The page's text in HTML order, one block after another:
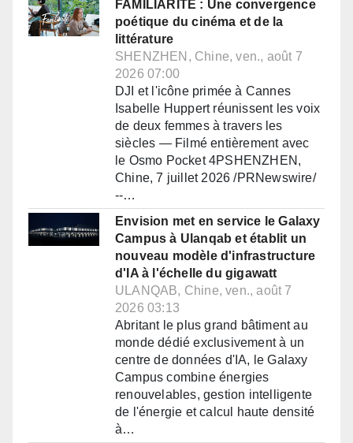
FAMILIARITÉ : Une convergence
poétique du cinéma et de la
littérature
SHENZHEN, Chine, ven., août 7
2026 07:00
DJI et l'icône primée à Cannes
Isabelle Huppert réunissent les voix
de deux femmes à travers les
siècles — Filmé entièrement avec
le Osmo Pocket 4PSHENZHEN,
Chine, 7 juillet 2026 /PRNewswire/
--…
Envision met en service le Galaxy
Campus à Ulanqab et établit un
nouveau modèle d'infrastructure
d'IA à l'échelle du gigawatt
ULANQAB, Chine, ven., août 7
2026 03:13
Abritant le plus grand bâtiment au
monde dédié exclusivement à un
centre de données d'IA, le Galaxy
Campus combine énergies
renouvelables, gestion intelligente
de l'énergie et calcul haute densité
à…